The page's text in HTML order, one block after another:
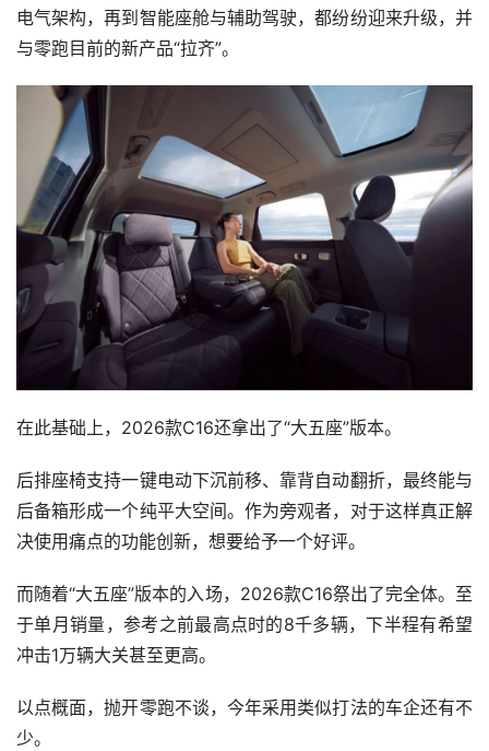
电气架构，再到智能座舱与辅助驾驶，都纷纷迎来升级，并
与零跑目前的新产品“拉齐”。
在此基础上，2026款C16还拿出了“大五座”版本。
后排座椅支持一键电动下沉前移、靠背自动翻折，最终能与
后备箱形成一个纯平大空间。作为旁观者，对于这样真正解
决使用痛点的功能创新，想要给予一个好评。
而随着“大五座”版本的入场，2026款C16祭出了完全体。至
于单月销量，参考之前最高点时的8千多辆，下半程有希望
冲击1万辆大关甚至更高。
以点概面，抛开零跑不谈，今年采用类似打法的车企还有不
少。